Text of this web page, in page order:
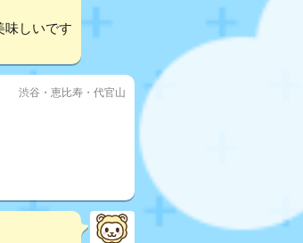
味しいです
渋谷・恵比寿・代官山